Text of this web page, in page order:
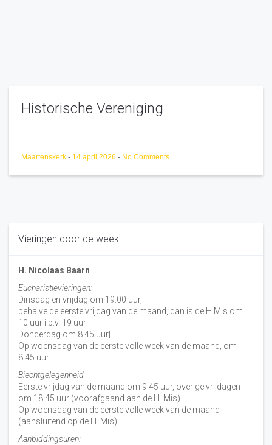
Historische Vereniging
Maartenskerk - 14 april 2026 - No Comments
Vieringen door de week
H. Nicolaas Baarn
Eucharistievieringen:
Dinsdag en vrijdag om 19.00 uur,
behalve de eerste vrijdag van de maand, dan is de H Mis om
10 uur i.p.v. 19 uur
Donderdag om 8.45 uur|
Op woensdag van de eerste volle week van de maand, om
8:45 uur.
Biechtgelegenheid
Eerste vrijdag van de maand om 9.45 uur, overige vrijdagen
om 18.45 uur (voorafgaand aan de H. Mis).
Op woensdag van de eerste volle week van de maand
(aansluitend op de H. Mis)
Aanbiddingsuren: